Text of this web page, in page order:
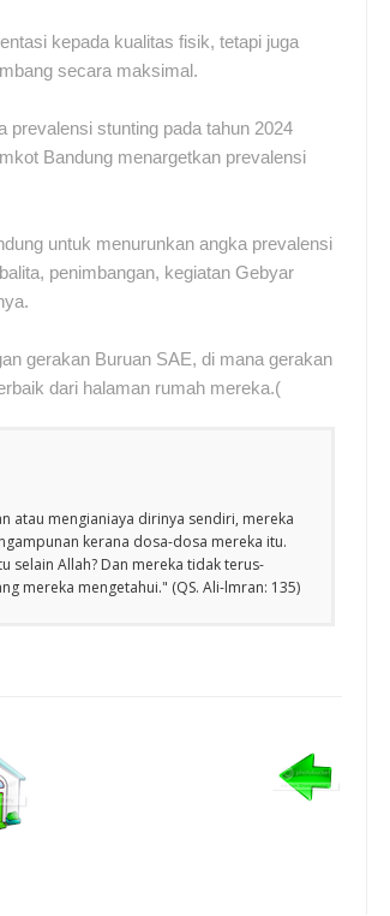
kepada kualitas fisik, tetapi juga
secara maksimal.
prevalensi stunting pada tahun 2024
Bandung menargetkan prevalensi
untuk menurunkan angka prevalensi
penimbangan, kegiatan Gebyar
gerakan Buruan SAE, di mana gerakan
dari halaman rumah mereka.(
atau mengianiaya dirinya sendiri, mereka
kerana dosa-dosa mereka itu.
selain Allah? Dan mereka tidak terus-
mereka mengetahui." (QS. Ali-lmran: 135)